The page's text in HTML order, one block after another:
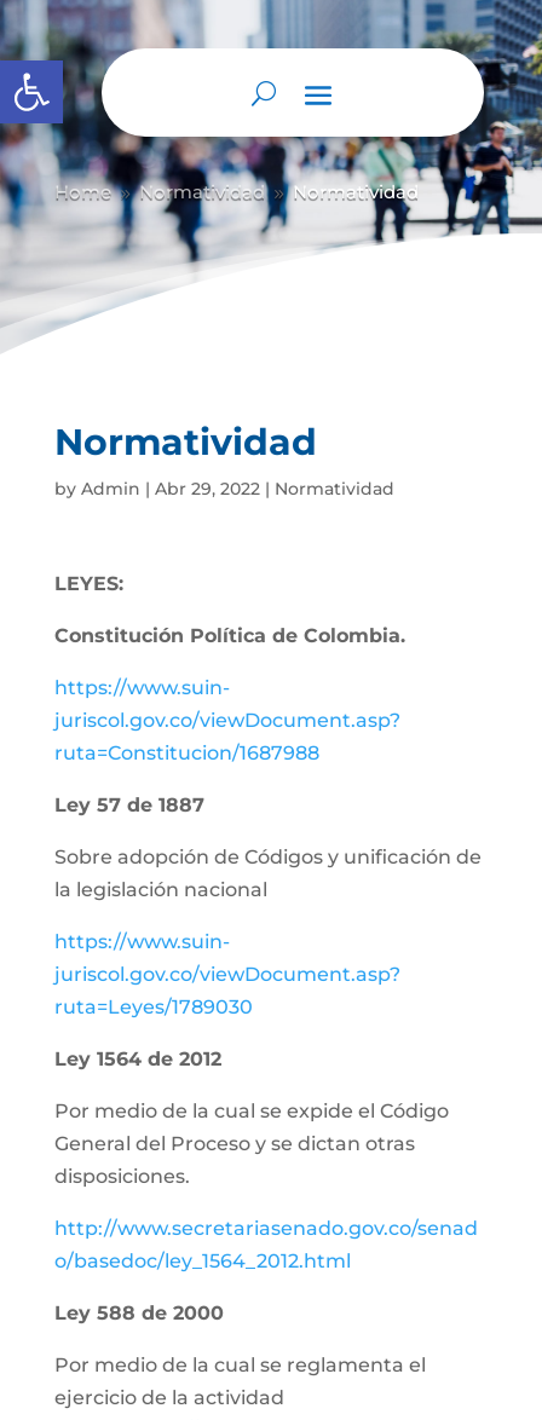
Abrir barra de herramientas
Home 9 Normatividad 9 Normatividad
Normatividad
by Admin | Abr 29, 2022| Normatividad
LEYES:
Constitución Política de Colombia.
https://www.suin-
juriscol.gov.co/viewDocument.asp?
ruta=Constitucion/1687988
Ley 57 de 1887
Sobre adopción de Códigos y unificación de
la legislación nacional
https://www.suin-
juriscol.gov.co/viewDocument.asp?
ruta=Leyes/1789030
Ley 1564 de 2012
Por medio de la cual se expide el Código
General del Proceso y se dictan otras
disposiciones.
http://www.secretariasenado.gov.co/senad
o/basedoc/ley_1564_2012.html
Ley 588 de 2000
Por medio de la cual se reglamenta el
ejercicio de la actividad